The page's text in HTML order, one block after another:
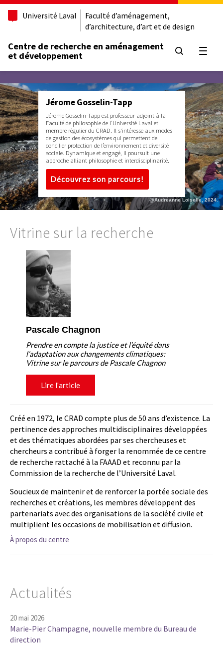
Université Laval
Faculté d’aménagement,
d’architecture, d’art et de design
Centre de recherche en aménagement
et développement
Jérome Gosselin-Tapp
Jérome Gosselin-Tapp est professeur adjoint à la
Faculté de philosophie de l’Université Laval et
membre régulier du CRAD. Il s'intéresse aux modes
de gestion des écosystèmes qui permettent de
concilier protection de l’environnement et diversité
sociale. Dynamique et engagé, il poursuit une
approche alliant philosophie et interdisciplinarité.
Découvrez son parcours!
@Audréanne Loiselle, 2024.
Vitrine sur la recherche
Pascale Chagnon
Prendre en compte la justice et l’équité dans
l’adaptation aux changements climatiques:
Vitrine sur le parcours de Pascale Chagnon
Lire l'article
Créé en 1972, le CRAD compte plus de 50 ans d’existence. La
pertinence des approches multidisciplinaires développées
et des thématiques abordées par ses chercheuses et
chercheurs a contribué à forger la renommée de ce centre
de recherche rattaché à la FAAAD et reconnu par la
Commission de la recherche de l’Université Laval.
Soucieux de maintenir et de renforcer la portée sociale des
recherches et créations, les membres développent des
partenariats avec des organisations de la société civile et
multiplient les occasions de mobilisation et diffusion.
À propos du centre
Actualités
20 mai 2026
Marie-Pier Champagne, nouvelle membre du Bureau de
direction